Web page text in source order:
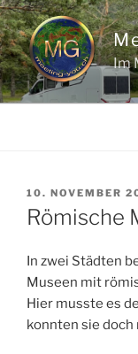
Zum
Inhalt
springen
Im
AM
10. NOVEMBER
Römische
In zwei Städten
Museen mit
Hier musste es
konnten sie doch